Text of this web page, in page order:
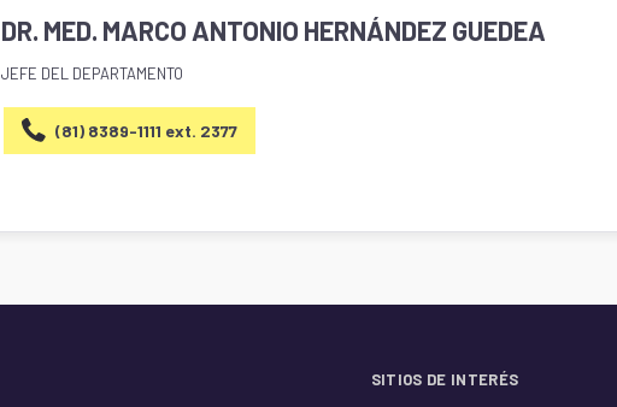
DR. MED. MARCO ANTONIO HERNÁNDEZ GUEDEA
JEFE DEL DEPARTAMENTO
(81) 8389-1111 ext. 2377
SITIOS DE INTERÉS